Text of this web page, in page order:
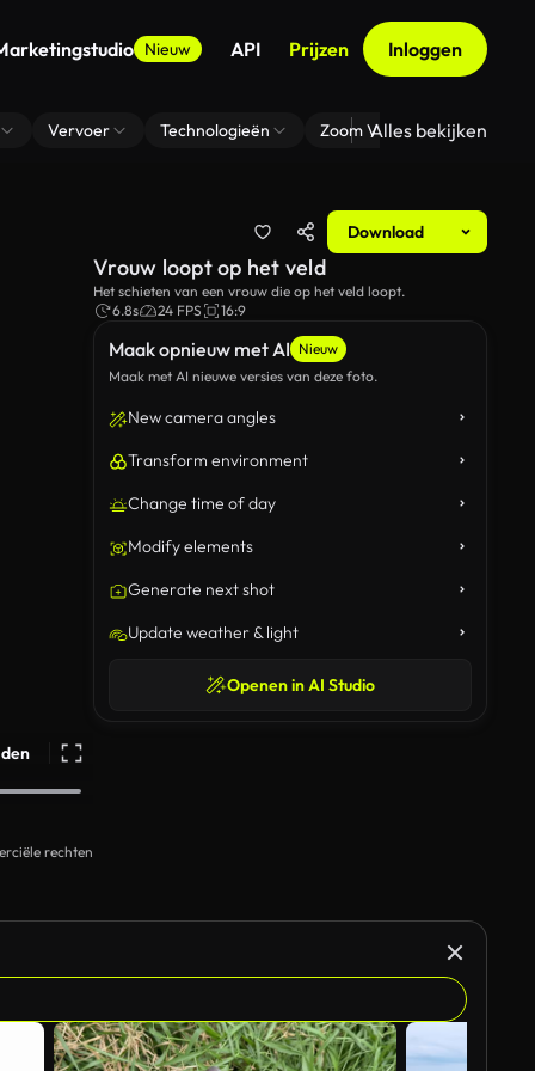
Nieuw API Prijzen Inloggen
Vervoer Technologieën Zoom Virtuele
Alles bekijken
Download
rechten
Maak opnieuw met AI Nieuw
Maak met AI nieuwe versies van deze foto.
New camera angles
Transform environment
Change time of day
Modify elements
Generate next shot
Update weather & light
Openen in AI Studio
Vrouw loopt op het veld
Het schieten van een vrouw die op het veld loopt.
6.8s
24 FPS 16:9